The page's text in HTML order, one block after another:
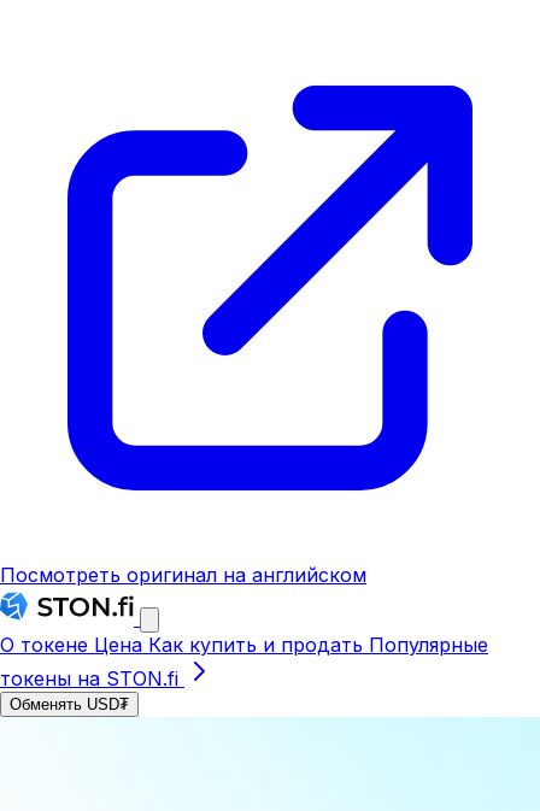
Посмотреть оригинал на английском
О токене Цена Как купить и продать Популярные
токены на STON.fi
Обменять USD₮